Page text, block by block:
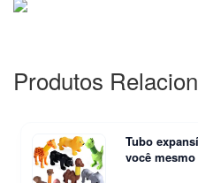
Produtos
Tubo
você mesmo